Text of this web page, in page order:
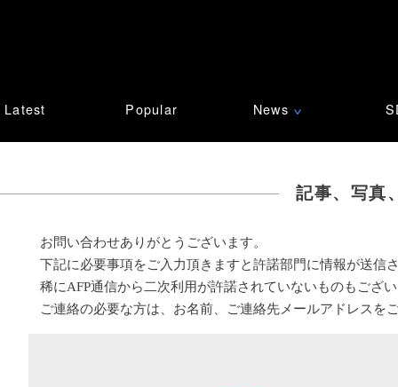
Latest Popular News ∨
記事、写真
お問い合わせありがとうございます。
下記に必要事項をご入力頂きますと許諾部門に情報が送信
稀にAFP通信から二次利用が許諾されていないものもござ
ご連絡の必要な方は、お名前、ご連絡先メールアドレスを